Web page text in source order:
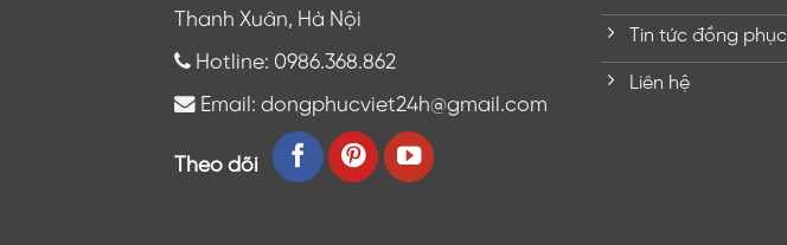
Thanh Xuân, Hà Nội
Hotline: 0986.368.862
Email: dongphucviet24h@gmail.com
Theo dõi
Tin tức đồng phục
Liên hệ